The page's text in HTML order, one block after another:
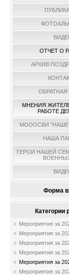
ОТЧЕТ О
АРХИВ
ОБРАТНАЯ
МНЕНИЯ
РАБОТЕ
МОООСВИ "НАШЕ
НАША
ГЕРОИ НАШЕЙ
Форма
Категории
Мероприятия за
Мероприятия за
Мероприятия за
Мероприятия за
Мероприятия за
Мероприятия за